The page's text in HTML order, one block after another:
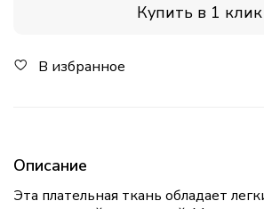
Купить в 1 клик
В избранное
Описание
Эта плательная ткань обладает